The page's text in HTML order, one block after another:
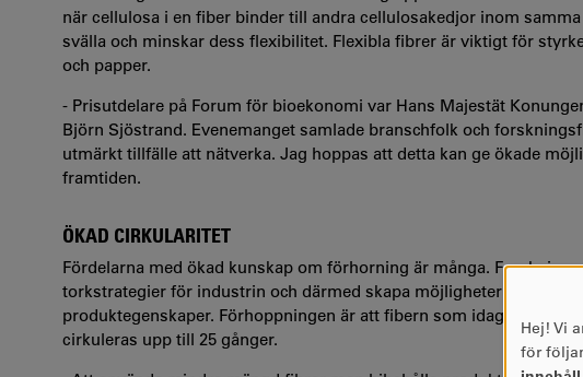
när cellulosa i en fiber binder till andra cellulosakedjor inom
svälla och minskar dess flexibilitet. Flexibla fibrer är viktigt för
och papper.
- Prisutdelare på Forum för bioekonomi var Hans Majestät
Björn Sjöstrand. Evenemanget samlade branschfolk och
utmärkt tillfälle att nätverka. Jag hoppas att detta kan ge ökade
framtiden.
ÖKAD CIRKULARITET
Fördelarna med ökad kunskap om förhorning är många.
torkstrategier för industrin och därmed skapa möjligheter till fler
produktegenskaper. Förhoppningen är att fibern som idag kan
cirkuleras upp till 25 gånger.
AV
Hej! Vi
för